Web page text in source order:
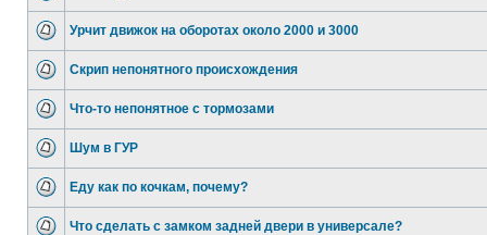
Урчит движок на оборотах около 2000 и 3000
Скрип непонятного происхождения
Что-то непонятное с тормозами
Шум в ГУР
Еду как по кочкам, почему?
Что сделать с замком задней двери в универсале?